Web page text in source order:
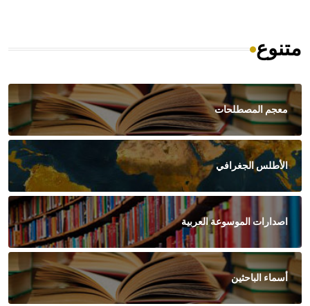
متنوع
معجم المصطلحات
الأطلس الجغرافي
اصدارات الموسوعة العربية
أسماء الباحثين